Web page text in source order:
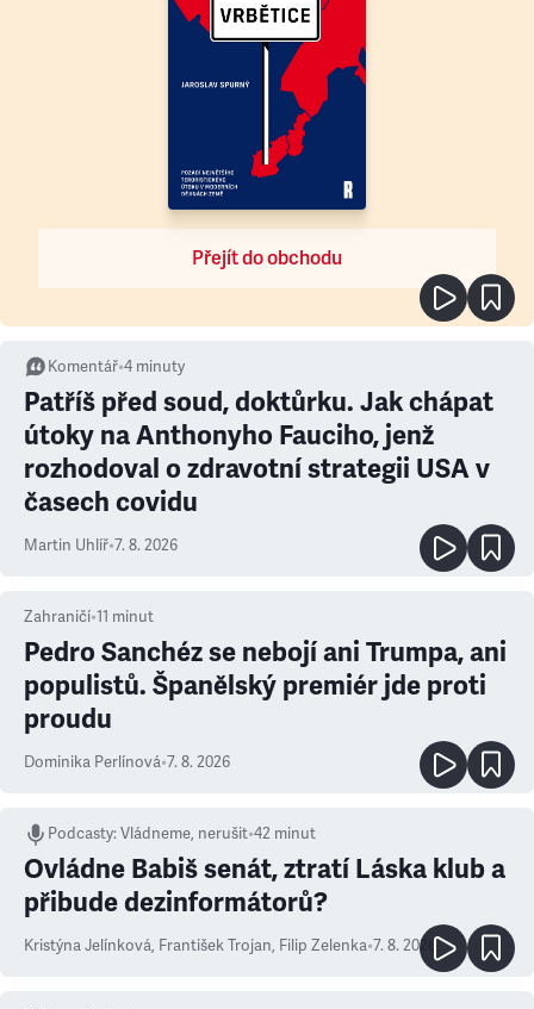
Přejít do obchodu
Komentář•4 minuty
Patříš před soud, doktůrku. Jak chápat
útoky na Anthonyho Fauciho, jenž
rozhodoval o zdravotní strategii USA v
časech covidu
Martin Uhlíř•7. 8. 2026
Zahraničí•11 minut
Pedro Sanchéz se nebojí ani Trumpa, ani
populistů. Španělský premiér jde proti
proudu
Dominika Perlínová•7. 8. 2026
Podcasty:Vládneme, nerušit•42 minut
Ovládne Babiš senát, ztratí Láska klub a
přibude dezinformátorů?
Kristýna Jelínková, František Trojan, Filip Zelenka•7. 8. 2026